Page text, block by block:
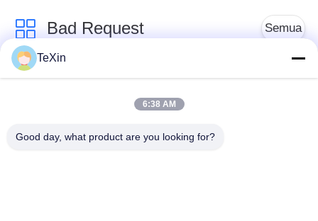
Bad Request Semua
Modul penangkal
drone
Modul jammer FPV Penguat daya RF
TeXin
6:38 AM
Good day, what product are you looking for?